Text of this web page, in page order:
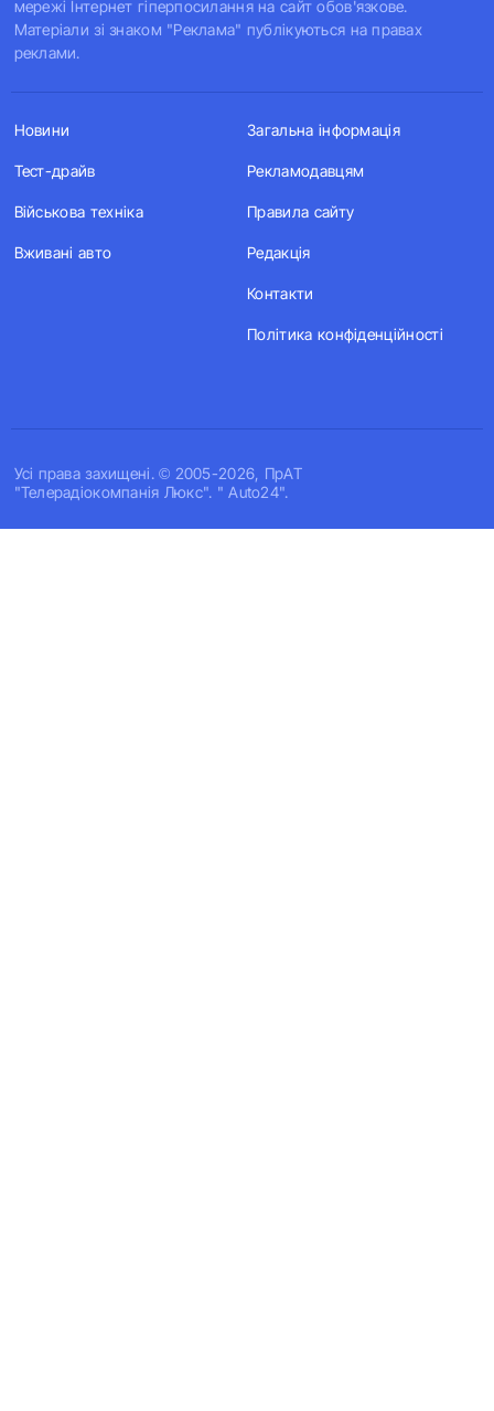
мережі Інтернет гіперпосилання на сайт обов'язкове.
Матеріали зі знаком "Реклама" публікуються на правах
реклами.
Усi права захищенi. © 2005-2026, ПрАТ
"Телерадіокомпанія Люкс". " Auto24".
Новини
Тест-драйв
Військова техніка
Вживані авто
Загальна інформація
Рекламодавцям
Правила сайту
Редакція
Контакти
Політика конфіденційності